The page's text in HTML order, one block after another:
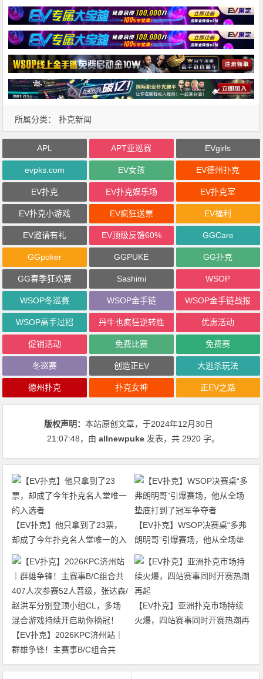
所属分类： 扑克新闻
APL APT亚巡赛 EVgirls
evpks.com EV女孩 EV德州扑克
EV扑克 EV扑克娱乐场 EV扑克室
EV扑克小游戏 EV疯狂送票 EV福利
EV邀请有礼 EV顶级反馈60% GGCare
GGpoker GGPUKE GG扑克
GG春季狂欢赛 Sashimi WSOP
WSOP冬巡赛 WSOP金手链 WSOP金手链战报
WSOP高手过招 丹牛也疯狂逆转胜 优惠活动
促销活动 免费比赛 免费赛
冬巡赛 创造正EV 大逃杀玩法
德州扑克 扑克女神 正EV之路
版权声明：本站原创文章，于2024年12月30日
21:07:48，由allnewpuke 发表，共 2920 字。
【EV扑克】他只拿到了23票，
却成了今年扑克名人堂唯一的入
选者
【EV扑克】WSOP决赛桌“多弗
朗明哥”引爆赛场，他从全场垫
底打到了冠军争夺者
【EV扑克】2026KPC济州站｜
群雄争锋！主赛事B/C组合共
407人次参赛52人晋级，张达森/
【EV扑克】亚洲扑克市场持续
火爆，四站赛事同时开赛热潮再